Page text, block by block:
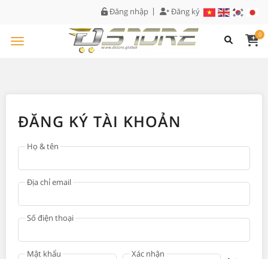
Đăng nhập Đăng ký
0
ĐĂNG KÝ TÀI KHOẢN
Họ & tên
Địa chỉ email
Số điện thoại
Mật khẩu Xác nhận